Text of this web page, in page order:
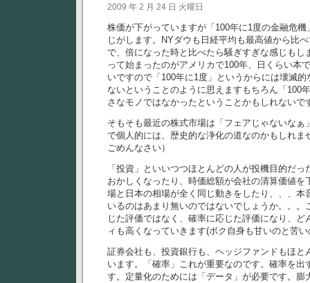
2009 年 2 月 24 日 火曜日
株価が下がっていますが「100年に1度の金融危
じがします。NYダウも日経平均も最高値から比
で、倍になった時と比べたら騒ぎすぎな感じもし
って始まったのがアメリカで100年、日くらい本
いですので「100年に1度」というからには壊滅
ないということのように思えますもちろん「100
さなモノではなかったということかもしれないで
そもそも最近の株式市場は「フェアじゃないなぁ
で個人的には、歴史的な浄化の道なのかもしれま
ごめんなさい）
「投資」といいつつほとんどの人が投機目的だ
おかしくなったり、時価総額が会社の清算価値を
場と日本の相場が全く同じ動きをしたり、、、本
いるのはあまり無いのではないでしょうか。。。
じた評価ではなく、確率に応じた評価になり、ど
ィも高くなっていきます(ボク自身も甘いのと苦
証券会社も、投資銀行も、ヘッジファンドもほと
います。「確率」これが重要なのです。確率を出
す。定量化のためには「データ」が必要です。膨